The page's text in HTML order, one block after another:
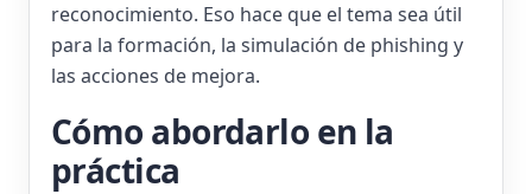
reconocimiento. Eso hace que el tema sea útil
para la formación, la simulación de phishing y
las acciones de mejora.
Cómo abordarlo en la
práctica